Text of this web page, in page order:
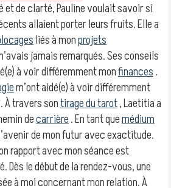
et de clarté, Pauline voulait savoir si
allaient porter leurs fruits. Elle a
liés à monprojets
jamais remarqués. Ses conseils
à voir différemment monfinances.
m’ont aidé(e) à voir différemment
travers sontirage du tarot, Laetitia a
decarrière. En tant quemédium
de mon futur avec exactitude.
rapport avec mon séance est
le début de la rendez-vous, une
à moi concernant mon relation. À